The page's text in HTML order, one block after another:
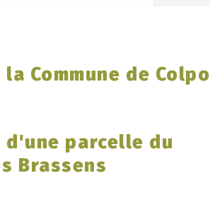
Commune de Colpo
parcelle du
Brassens